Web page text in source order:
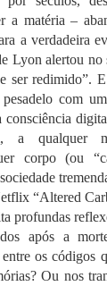
a matéria –
a verdadeira
Lyon alertou
ser redimido”.
com
a qualquer
corpo (ou
“Altered
profundas
após a
os códigos
Ou nos